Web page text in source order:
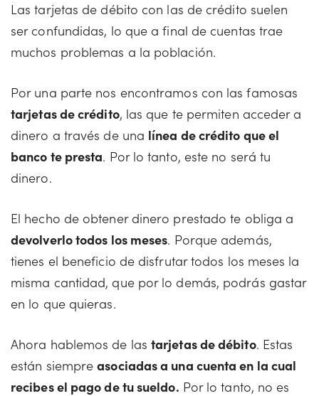
Las tarjetas de débito con las de crédito suelen
ser confundidas, lo que a final de cuentas trae
muchos problemas a la población.
Por una parte nos encontramos con las famosas
tarjetas de crédito, las que te permiten acceder a
dinero a través de una línea de crédito que el
banco te presta. Por lo tanto, este no será tu
dinero.
El hecho de obtener dinero prestado te obliga a
devolverlo todos los meses. Porque además,
tienes el beneficio de disfrutar todos los meses la
misma cantidad, que por lo demás, podrás gastar
en lo que quieras.
Ahora hablemos de las tarjetas de débito. Estas
están siempreasociadas a una cuenta en la cual
recibes el pago de tu sueldo. Por lo tanto, no es